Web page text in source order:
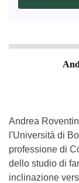
Andrea
l'Università di
professione di
dello studio di
inclinazione